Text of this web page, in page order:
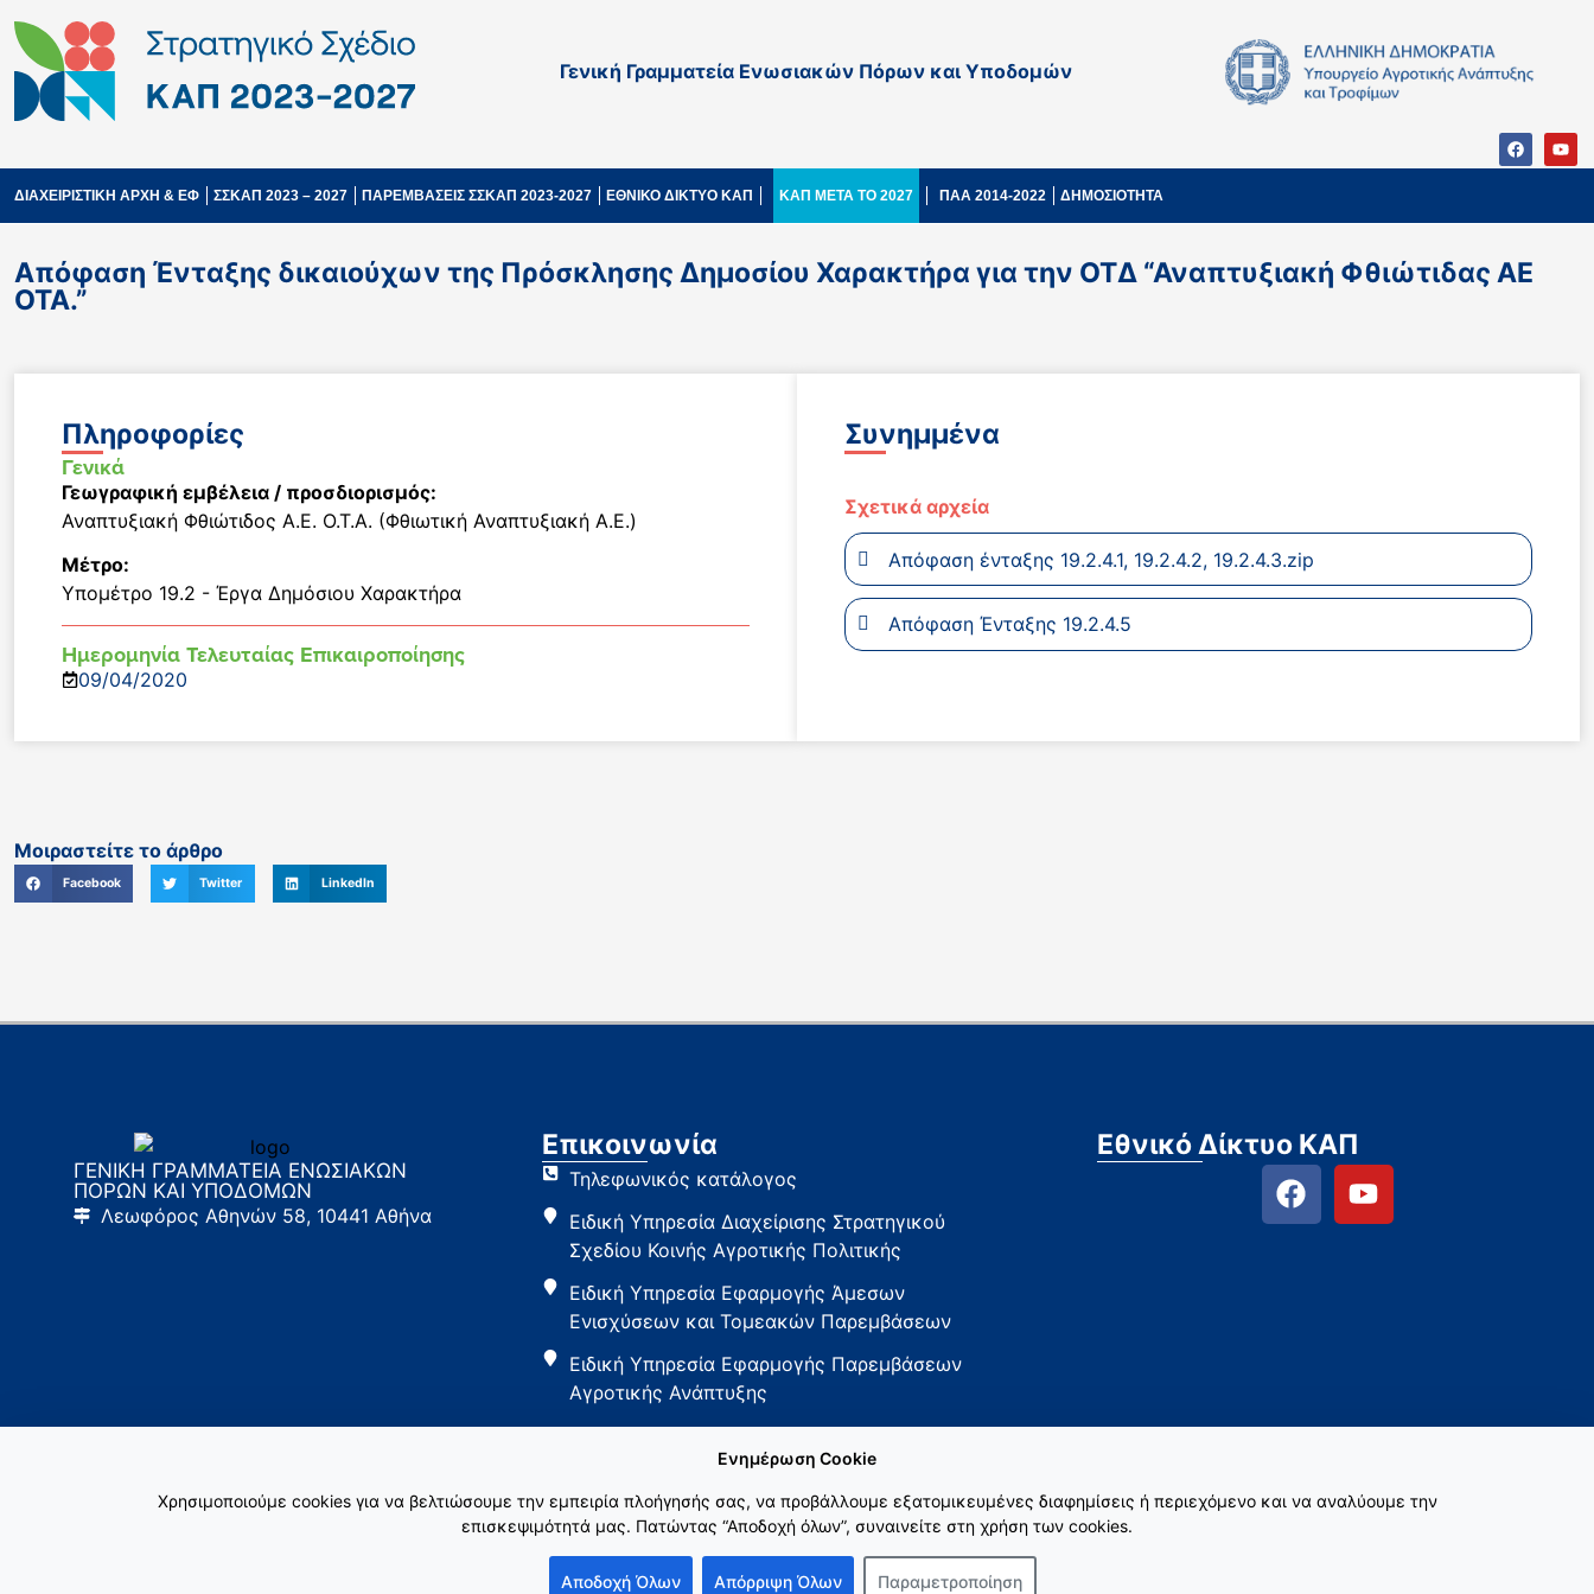
Γενική Γραμματεία Ενωσιακών Πόρων και Υποδομών
ΔΙΑΧΕΙΡΙΣΤΙΚΗ ΑΡΧΗ & ΕΦ ΣΣΚΑΠ 2023 – 2027 ΠΑΡΕΜΒΑΣΕΙΣ ΣΣΚΑΠ 2023-2027 ΕΘΝΙΚΟ ΔΙΚΤΥΟ ΚΑΠ ΚΑΠ ΜΕΤΑ ΤΟ 2027 ΠΑΑ 2014-2022 ΔΗΜΟΣΙΟΤΗΤΑ
Απόφαση Ένταξης δικαιούχων της Πρόσκλησης Δημοσίου Χαρακτήρα για την ΟΤΔ “Αναπτυξιακή Φθιώτιδας ΑΕ
ΟΤΑ.”
Πληροφορίες
Γενικά
Γεωγραφική εμβέλεια / προσδιορισμός:
Αναπτυξιακή Φθιώτιδος Α.Ε. Ο.Τ.Α. (Φθιωτική Αναπτυξιακή Α.Ε.)
Μέτρο:
Υπομέτρο 19.2 - Έργα Δημόσιου Χαρακτήρα
Ημερομηνία Τελευταίας Επικαιροποίησης
09/04/2020
Συνημμένα
Σχετικά αρχεία
Απόφαση ένταξης 19.2.4.1, 19.2.4.2, 19.2.4.3.zip
Απόφαση Ένταξης 19.2.4.5
Μοιραστείτε το άρθρο
Facebook Twitter LinkedIn
ΓΕΝΙΚΗ ΓΡΑΜΜΑΤΕΙΑ ΕΝΩΣΙΑΚΩΝ
ΠΟΡΩΝ ΚΑΙ ΥΠΟΔΟΜΩΝ
Λεωφόρος Αθηνών 58, 10441 Αθήνα
Επικοινωνία
Τηλεφωνικός κατάλογος
Ειδική Υπηρεσία Διαχείρισης Στρατηγικού
Σχεδίου Κοινής Αγροτικής Πολιτικής
Ειδική Υπηρεσία Εφαρμογής Άμεσων
Ενισχύσεων και Τομεακών Παρεμβάσεων
Ειδική Υπηρεσία Εφαρμογής Παρεμβάσεων
Αγροτικής Ανάπτυξης
Εθνικό Δίκτυο ΚΑΠ
Ενημέρωση Cookie
Χρησιμοποιούμε cookies για να βελτιώσουμε την εμπειρία πλοήγησής σας, να προβάλλουμε εξατομικευμένες διαφημίσεις ή περιεχόμενο και να αναλύουμε την
επισκεψιμότητά μας. Πατώντας “Αποδοχή όλων”, συναινείτε στη χρήση των cookies.
Αποδοχή Όλων Απόρριψη Όλων Παραμετροποίηση